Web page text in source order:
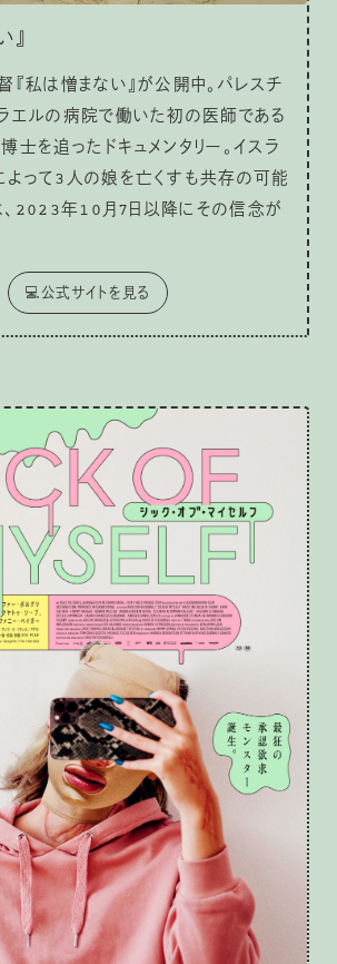
』
『私は憎まない』が公開中。パレスチ
エルの病院で働いた初の医師である
士を追ったドキュメンタリー。イスラ
って3人の娘を亡くすも共存の可能
2023年10月7日以降にその信念が
💻公式サイトを見る